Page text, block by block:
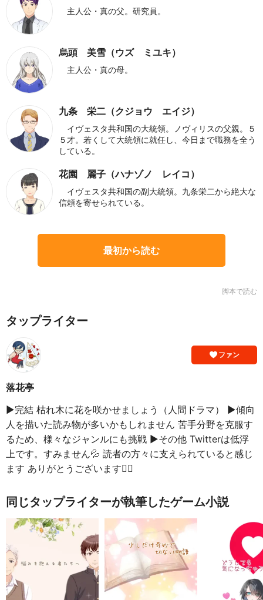
主人公・真の父。研究員。
烏頭 美雪（ウズ ミユキ）
主人公・真の母。
九条 栄二（クジョウ エイジ）
イヴェスタ共和国の大統領。ノヴィリスの父親。５
５才。若くして大統領に就任し、今日まで職務を全う
している。
花園 麗子（ハナゾノ レイコ）
イヴェスタ共和国の副大統領。九条栄二から絶大な
信頼を寄せられている。
最初から読む
脚本で読む
タップライター
ファン
落花亭
▶︎完結 枯れ木に花を咲かせましょう（人間ドラマ） ▶︎傾向
人を描いた読み物が多いかもしれません 苦手分野を克服す
るため、様々なジャンルにも挑戦 ▶︎その他 Twitterは低浮
上です。すみません💦 読者の方々に支えられていると感じ
ます ありがとうございます🙇‍♀️
同じタップライターが執筆したゲーム小説